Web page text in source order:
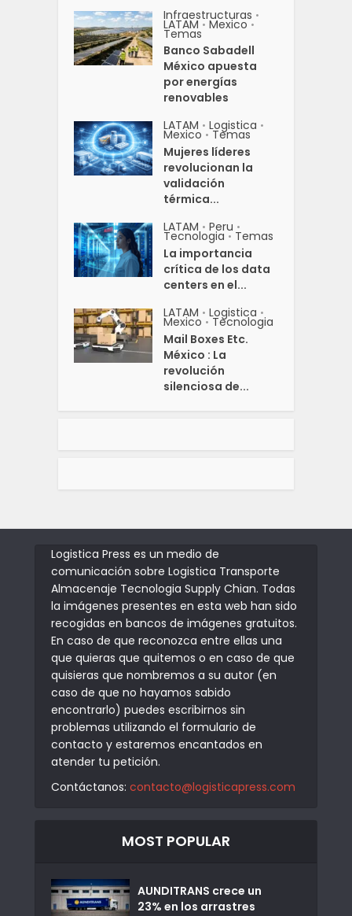
Infraestructuras •
LATAM • Mexico •
Temas
Banco Sabadell
México apuesta
por energías
renovables
LATAM • Logistica •
Mexico • Temas
Mujeres líderes
revolucionan la
validación
térmica...
LATAM • Peru •
Tecnologia • Temas
La importancia
crítica de los data
centers en el...
LATAM • Logistica •
Mexico • Tecnologia
Mail Boxes Etc.
México : La
revolución
silenciosa de...
Logistica Press es un medio de
comunicación sobre Logistica Transporte
Almacenaje Tecnologia Supply Chian. Todas
la imágenes presentes en esta web han sido
recogidas en bancos de imágenes gratuitos.
En caso de que reconozca entre ellas una
que quieras que quitemos o en caso de que
quisieras que nombremos a su autor (en
caso de que no hayamos sabido
encontrarlo) puedes escribirnos sin
problemas utilizando el formulario de
contacto y estaremos encantados en
atender tu petición.
Contáctanos: contacto@logisticapress.com
MOST POPULAR
AUNDITRANS crece un
23% en los arrastres